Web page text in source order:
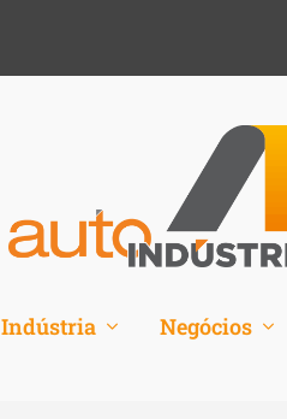
Indústria Negócios